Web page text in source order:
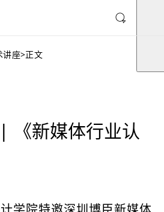
讲座>正文
《新媒体行业认